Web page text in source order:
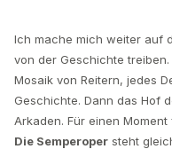
Ich mache mich weiter auf
von der Geschichte treiben.
Mosaik von Reitern, jedes
Geschichte. Dann das Hof
Arkaden. Für einen
Die Semperoper steht